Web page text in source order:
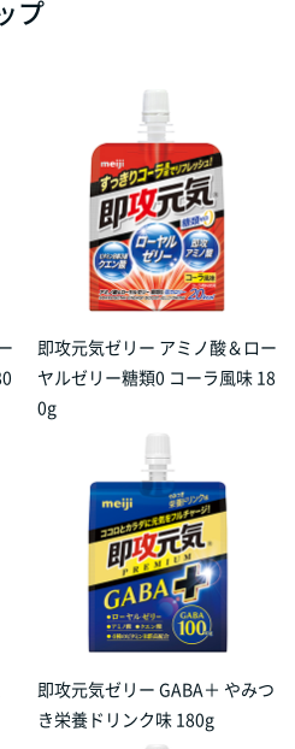
プ
即攻元気ゼリー アミノ酸＆ロー
ヤルゼリー糖類0 コーラ風味 18
0g
即攻元気ゼリー GABA＋ やみつ
き栄養ドリンク味 180g